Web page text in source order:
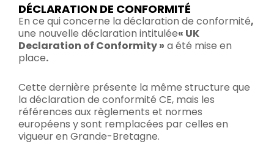
DÉCLARATION DE CONFORMITÉ
En ce qui concerne la déclaration de conformité,
une nouvelle déclaration intitulée« UK
Declaration of Conformity » a été mise en
place.
Cette dernière présente la même structure que
la déclaration de conformité CE, mais les
références aux règlements et normes
européens y sont remplacées par celles en
vigueur en Grande-Bretagne.